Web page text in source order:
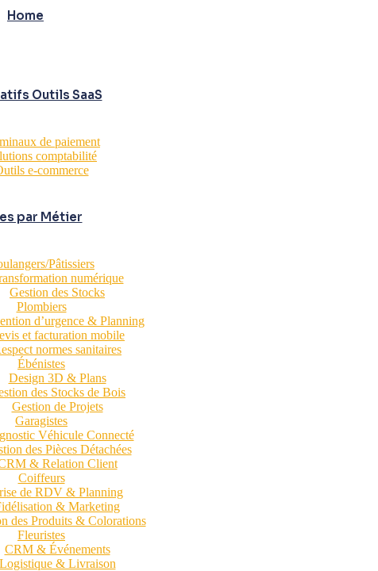
Home
Outils SaaS
de paiement
comptabilité
e-commerce
par Métier
Pâtissiers
numérique
Gestion des Stocks
Plombiers
d’urgence & Planning
et facturation mobile
normes sanitaires
Ébénistes
Design 3D & Plans
des Stocks de Bois
Gestion de Projets
Garagistes
Véhicule Connecté
des Pièces Détachées
& Relation Client
Coiffeurs
de RDV & Planning
& Marketing
des Produits & Colorations
Fleuristes
CRM & Événements
Logistique & Livraison